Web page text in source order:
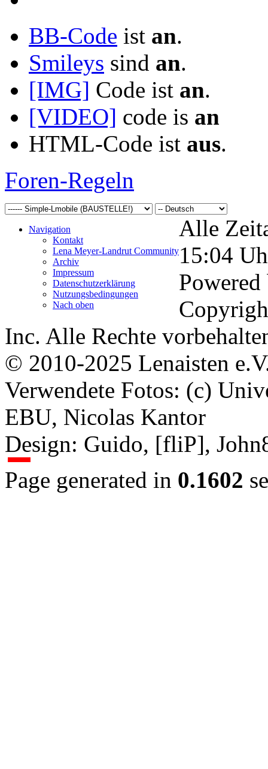
BB-Code ist an.
Smileys sind an.
[IMG] Code ist an.
[VIDEO] code is an
HTML-Code ist aus.
Foren-Regeln
Navigation
Kontakt
Lena Meyer-Landrut Community
Archiv
Impressum
Datenschutzerklärung
Nutzungsbedingungen
Nach oben
Alle
15:04
Inc. Alle Rechte
© 2010-2025 Lenaisten
Verwendete Fotos: (c)
EBU, Nicolas Kantor
Design: Guido, [fliP],
Page generated in 0.1602